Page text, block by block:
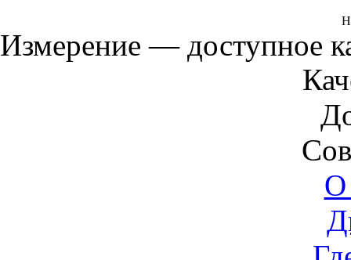
Измерение — доступное
О